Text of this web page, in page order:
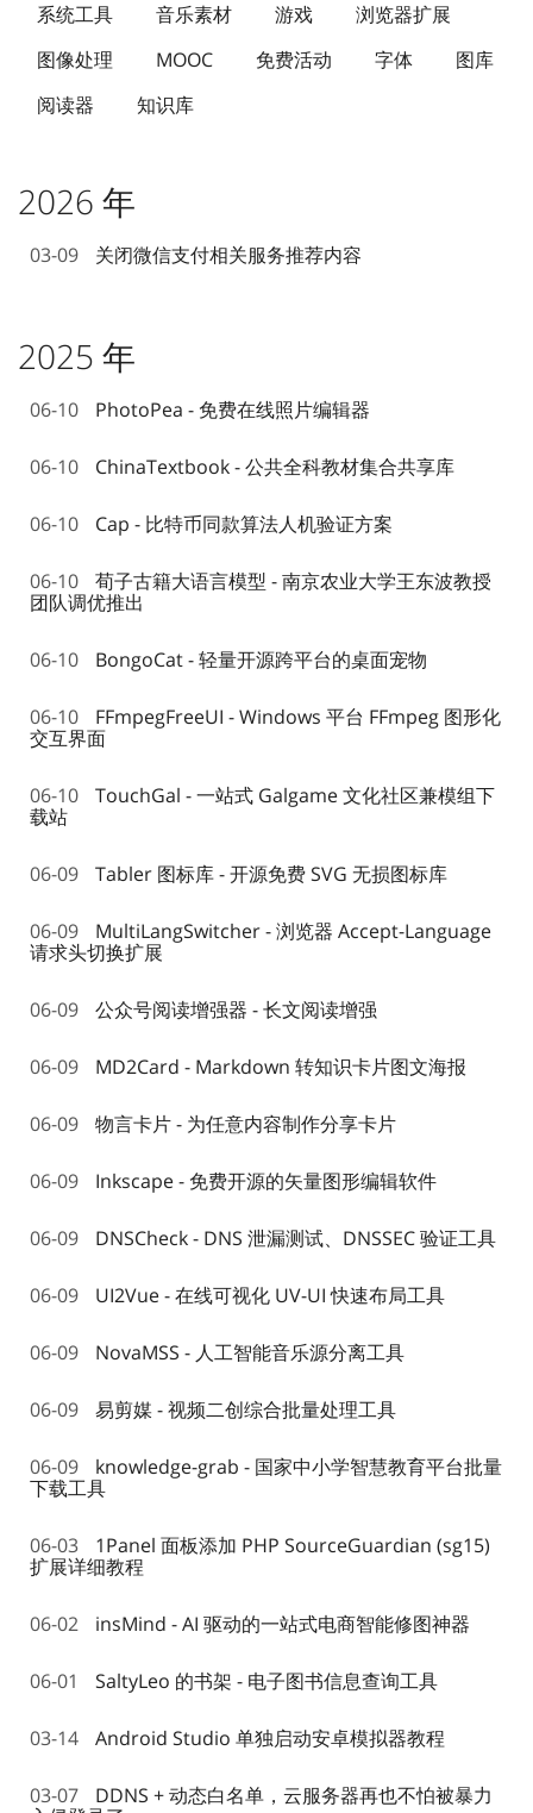
系统工具
音乐素材 游戏
浏览器扩展
图像处理
MOOC 免费活动 字体
图库
阅读器
知识库
2026 年
03-09 关闭微信支付相关服务推荐内容
2025 年
06-10 PhotoPea - 免费在线照片编辑器
06-10 ChinaTextbook - 公共全科教材集合共享库
06-10 Cap - 比特币同款算法人机验证方案
06-10
荀子古籍大语言模型 - 南京农业大学王东波教授
团队调优推出
06-10 BongoCat - 轻量开源跨平台的桌面宠物
06-10
FFmpegFreeUI - Windows 平台 FFmpeg 图形化
交互界面
06-10
TouchGal - 一站式 Galgame 文化社区兼模组下
载站
06-09 Tabler 图标库 - 开源免费 SVG 无损图标库
06-09
MultiLangSwitcher - 浏览器 Accept-Language
请求头切换扩展
06-09 公众号阅读增强器 - 长文阅读增强
06-09 MD2Card - Markdown 转知识卡片图文海报
06-09 物言卡片 - 为任意内容制作分享卡片
06-09 Inkscape - 免费开源的矢量图形编辑软件
06-09 DNSCheck - DNS 泄漏测试、DNSSEC 验证工具
06-09 UI2Vue - 在线可视化 UV-UI 快速布局工具
06-09 NovaMSS - 人工智能音乐源分离工具
06-09 易剪媒 - 视频二创综合批量处理工具
06-09
knowledge-grab - 国家中小学智慧教育平台批量
下载工具
06-03
1Panel 面板添加 PHP SourceGuardian (sg15)
扩展详细教程
06-02 insMind - AI 驱动的一站式电商智能修图神器​
06-01 SaltyLeo 的书架 - 电子图书信息查询工具
03-14 Android Studio 单独启动安卓模拟器教程
03-07
DDNS + 动态白名单，云服务器再也不怕被暴力